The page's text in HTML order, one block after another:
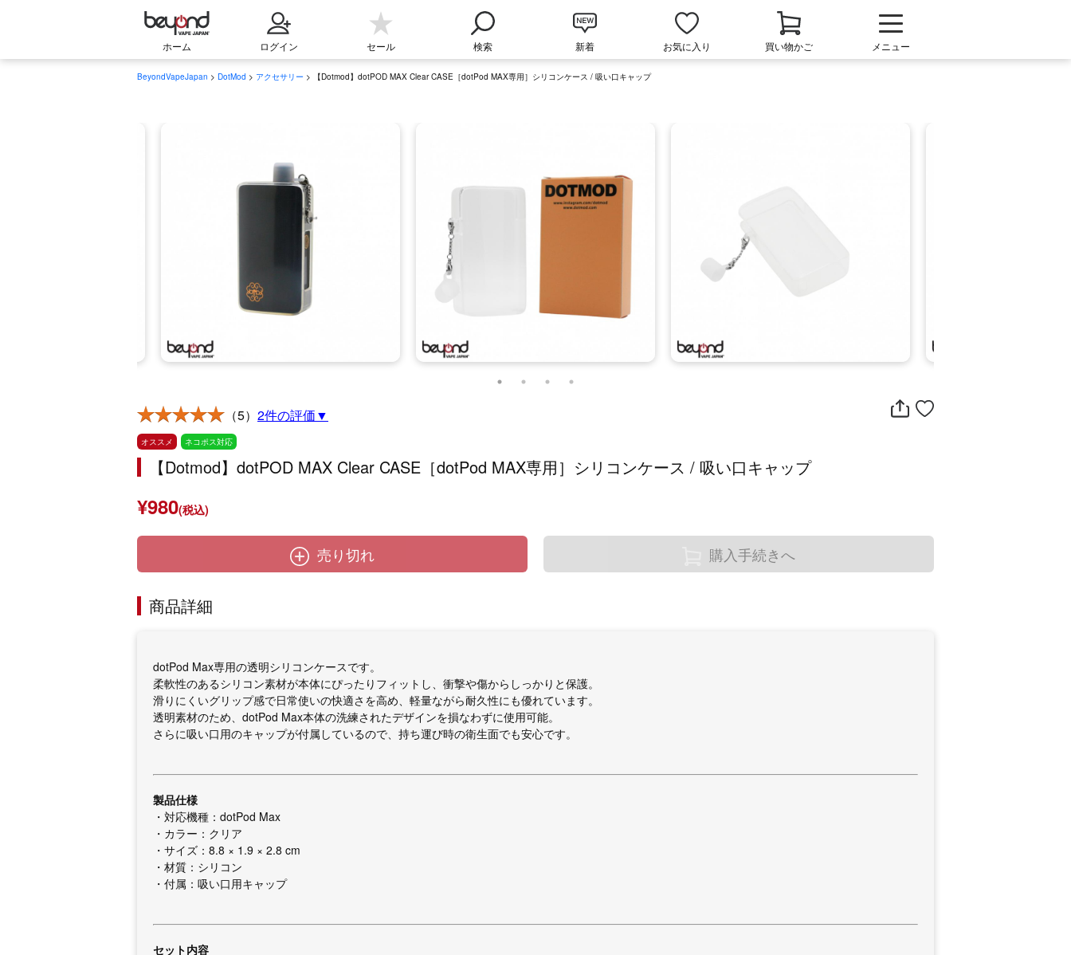
ホーム ログイン セール 検索 新着 お気に入り 買い物かご メニュー
BeyondVapeJapan > DotMod > アクセサリー > 【Dotmod】dotPOD MAX Clear CASE［dotPod MAX専用］シリコンケース / 吸い口キャップ
（5） 2件の評価▼
オススメ ネコポス対応
【Dotmod】dotPOD MAX Clear CASE［dotPod MAX専用］シリコンケース / 吸い口キャップ
¥980(税込)
売り切れ 購入手続きへ
商品詳細
dotPod Max専用の透明シリコンケースです。
柔軟性のあるシリコン素材が本体にぴったりフィットし、衝撃や傷からしっかりと保護。
滑りにくいグリップ感で日常使いの快適さを高め、軽量ながら耐久性にも優れています。
透明素材のため、dotPod Max本体の洗練されたデザインを損なわずに使用可能。
さらに吸い口用のキャップが付属しているので、持ち運び時の衛生面でも安心です。
製品仕様
・対応機種：dotPod Max
・カラー：クリア
・サイズ：8.8 × 1.9 × 2.8 cm
・材質：シリコン
・付属：吸い口用キャップ
セット内容